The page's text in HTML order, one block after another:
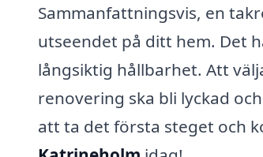
Sammanfattningsvis, en
utseendet på ditt hem. Det
långsiktig hållbarhet. Att
renovering ska bli lyckad
att ta det första steget och